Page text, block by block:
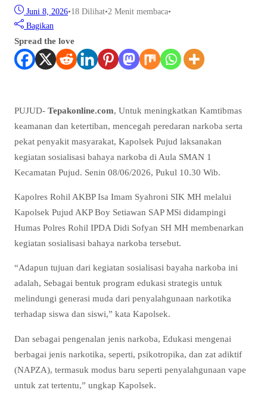
Juni 8, 2026•18 Dilihat•2 Menit membaca•
Bagikan
Spread the love
PUJUD- Tepakonline.com, Untuk meningkatkan Kamtibmas
keamanan dan ketertiban, mencegah peredaran narkoba serta
pekat penyakit masyarakat, Kapolsek Pujud laksanakan
kegiatan sosialisasi bahaya narkoba di Aula SMAN 1
Kecamatan Pujud. Senin 08/06/2026, Pukul 10.30 Wib.
Kapolres Rohil AKBP Isa Imam Syahroni SIK MH melalui
Kapolsek Pujud AKP Boy Setiawan SAP MSi didampingi
Humas Polres Rohil IPDA Didi Sofyan SH MH membenarkan
kegiatan sosialisasi bahaya narkoba tersebut.
“Adapun tujuan dari kegiatan sosialisasi bayaha narkoba ini
adalah, Sebagai bentuk program edukasi strategis untuk
melindungi generasi muda dari penyalahgunaan narkotika
terhadap siswa dan siswi,” kata Kapolsek.
Dan sebagai pengenalan jenis narkoba, Edukasi mengenai
berbagai jenis narkotika, seperti, psikotropika, dan zat adiktif
(NAPZA), termasuk modus baru seperti penyalahgunaan vape
untuk zat tertentu,” ungkap Kapolsek.